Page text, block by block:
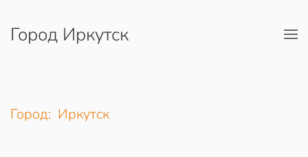
Перейти к содержимому
Город Иркутск
Город: Иркутск